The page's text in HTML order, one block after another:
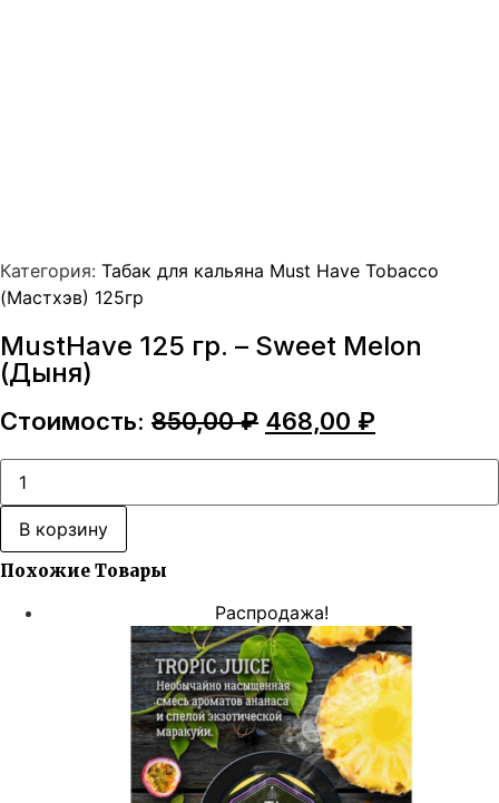
Категория: Табак для кальяна Must Have Tobacco
(Мастхэв) 125гр
MustHave 125 гр. – Sweet Melon
(Дыня)
Стоимость: 850,00₽ Первоначальная
составляла
468,00 ₽
468,00 ₽.
Количество
товара
MustHave
125
гр.
–
Sweet
(Дыня)
В корзину
Похожие Товары
Распродажа!